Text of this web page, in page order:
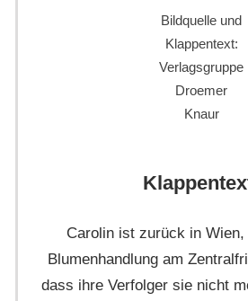
Bildquelle und
Klappentext:
Verlagsgruppe
Droemer
Knaur
Carolin ist zurück in
Blumenhandlung am
dass ihre Verfolger sie nicht